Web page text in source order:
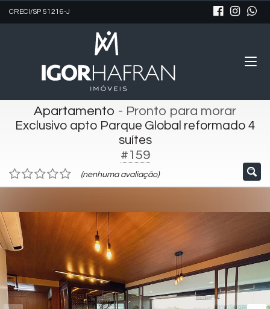
CRECI/SP 51216-J
Apartamento - Pronto para morar
Exclusivo apto Parque Global reformado 4
suítes
#159
(nenhuma avaliação)